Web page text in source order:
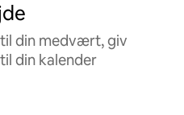
din medvært, giv
din kalender